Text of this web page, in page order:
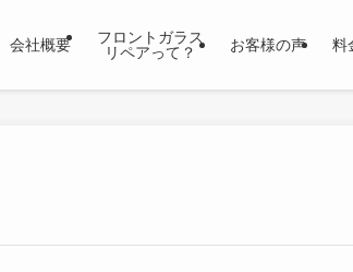
会社概要
フロントガラス
リペアって？
お客様の声 料